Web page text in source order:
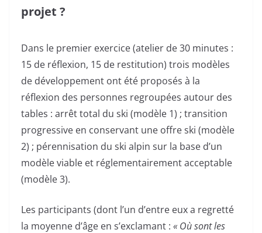
projet ?
Dans le premier exercice (atelier de 30 minutes :
15 de réflexion, 15 de restitution) trois modèles
de développement ont été proposés à la
réflexion des personnes regroupées autour des
tables : arrêt total du ski (modèle 1) ; transition
progressive en conservant une offre ski (modèle
2) ; pérennisation du ski alpin sur la base d’un
modèle viable et réglementairement acceptable
(modèle 3).
Les participants (dont l’un d’entre eux a regretté
la moyenne d’âge en s’exclamant : « Où sont les